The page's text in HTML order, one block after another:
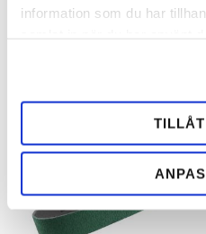
information som du har
428,00SEK
21